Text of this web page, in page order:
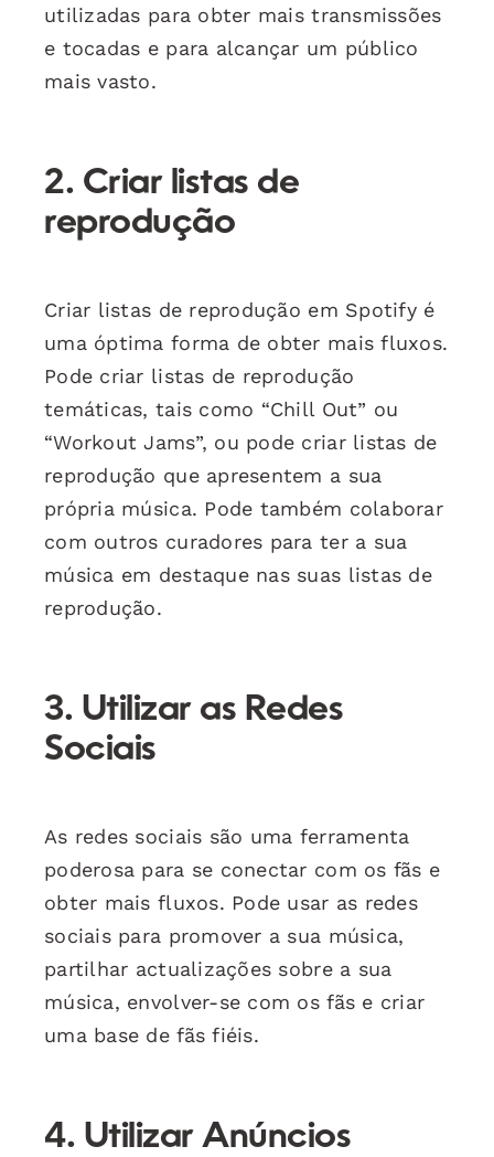
utilizadas para obter mais transmissões
e tocadas e para alcançar um público
mais vasto.
2. Criar listas de
reprodução
Criar listas de reprodução em Spotify é
uma óptima forma de obter mais fluxos.
Pode criar listas de reprodução
temáticas, tais como “Chill Out” ou
“Workout Jams”, ou pode criar listas de
reprodução que apresentem a sua
própria música. Pode também colaborar
com outros curadores para ter a sua
música em destaque nas suas listas de
reprodução.
3. Utilizar as Redes
Sociais
As redes sociais são uma ferramenta
poderosa para se conectar com os fãs e
obter mais fluxos. Pode usar as redes
sociais para promover a sua música,
partilhar actualizações sobre a sua
música, envolver-se com os fãs e criar
uma base de fãs fiéis.
4. Utilizar Anúncios